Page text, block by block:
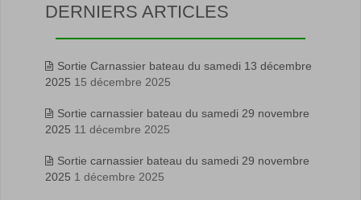
DERNIERS ARTICLES
Sortie Carnassier bateau du samedi 13 décembre
2025 15 décembre 2025
Sortie carnassier bateau du samedi 29 novembre
2025 11 décembre 2025
Sortie carnassier bateau du samedi 29 novembre
2025 1 décembre 2025